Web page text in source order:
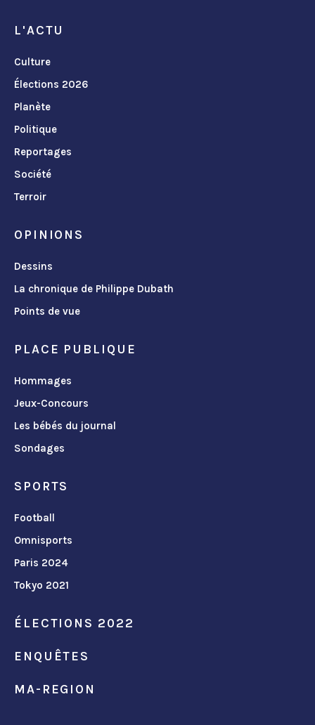
L'ACTU
Culture
Élections 2026
Planète
Politique
Reportages
Société
Terroir
OPINIONS
Dessins
La chronique de Philippe Dubath
Points de vue
PLACE PUBLIQUE
Hommages
Jeux-Concours
Les bébés du journal
Sondages
SPORTS
Football
Omnisports
Paris 2024
Tokyo 2021
ÉLECTIONS 2022
ENQUÊTES
MA-REGION